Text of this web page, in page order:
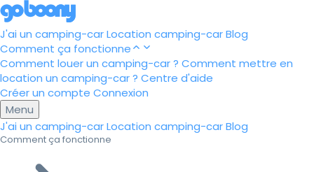
J'ai un camping-carLocation camping-carBlog
Comment ça fonctionne
Comment louer un camping-car ? Comment mettre en
location un camping-car ? Centre d'aide
Créer un compte Connexion
Menu
J'ai un camping-carLocation camping-carBlog
Comment ça fonctionne